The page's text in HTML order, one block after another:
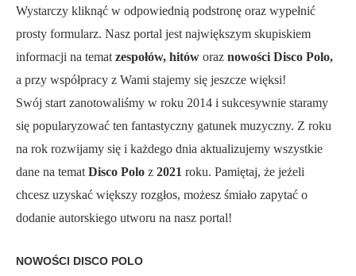
Wystarczy kliknąć w odpowiednią podstronę oraz wypełnić
prosty formularz. Nasz portal jest największym skupiskiem
informacji na tematzespołów, hitów oraz nowości Disco Polo,
a przy współpracy z Wami stajemy się jeszcze więksi!
Swój start zanotowaliśmy w roku 2014 i sukcesywnie staramy
się popularyzować ten fantastyczny gatunek muzyczny. Z roku
na rok rozwijamy się i każdego dnia aktualizujemy wszystkie
dane na tematDisco Polo z 2021 roku. Pamiętaj, że jeżeli
chcesz uzyskać większy rozgłos, możesz śmiało zapytać o
dodanie autorskiego utworu na nasz portal!
NOWOŚCI DISCO POLO